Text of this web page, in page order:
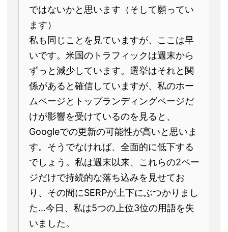
ではないかと思います（そして願ってい
ます）
私も同じことを見ていますが、ここは早
いです。米国のトラフィックは週末から
ずっと減少しています。選挙はそれと関
係があると確信していますが、私のホー
ムページとトップランディングページだ
けが影響を受けているのを見ると、
Googleでの更新の可能性が高いと思いま
す。そうでなければ、全面的に低下する
でしょう。私は週末以来、これらの2ペー
ジだけで持続的な落ち込みを見せてお
り、その間にSERPが上下にぶつかりまし
た...今日、私は5つの上位3位の用語を失
いました。